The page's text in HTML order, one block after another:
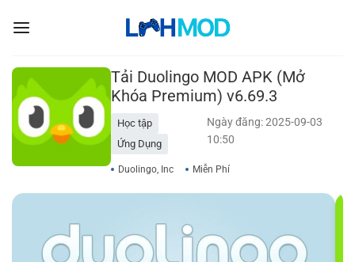
qua
dung
Tải Duolingo MOD APK (Mở
Khóa Premium) v6.69.3
Học tập
Ứng Dụng
Ngày đăng: 2025-09-03
10:50
Duolingo, Inc Miễn Phí